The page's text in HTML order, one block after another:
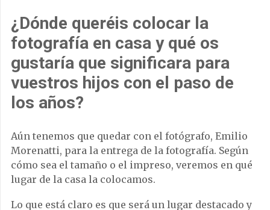
¿Dónde queréis colocar la
fotografía en casa y qué os
gustaría que significara para
vuestros hijos con el paso de
los años?
Aún tenemos que quedar con el fotógrafo, Emilio
Morenatti, para la entrega de la fotografía. Según
cómo sea el tamaño o el impreso, veremos en qué
lugar de la casa la colocamos.
Lo que está claro es que será un lugar destacado y